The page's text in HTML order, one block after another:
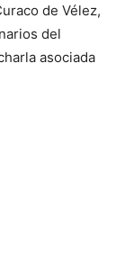
de Vélez,
del
asociada